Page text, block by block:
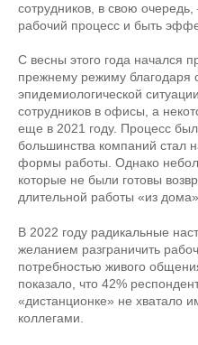
сотрудников, в свою
рабочий процесс и быть
С весны этого года начался
прежнему режиму благодаря
эпидемиологической
сотрудников в офисы, а
еще в 2021 году. Процесс
большинства компаний стал
формы работы. Однако
которые не были готовы
длительной работы «из
В 2022 году радикальные
желанием разграничить
потребностью живого
показало, что 42%
«дистанционке» не хватало
коллегами.